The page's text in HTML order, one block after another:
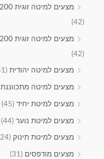
מצעים למיטה זוגית 180x200
(42)
מצעים למיטה זוגית 200x200
(42)
מצעים למיטה יהודית (41)
מצעים למיטה מתכווננת
מצעים למיטת יחיד (45)
מצעים למיטת נוער (44)
מצעים למיטת תינוק (24)
מצעים מודפסים (31)